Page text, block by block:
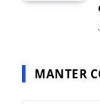
MANTER